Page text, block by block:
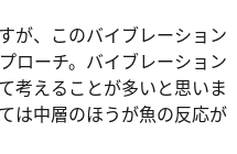
が、このバイブレーション
ローチ。バイブレーション
考えることが多いと思いま
は中層のほうが魚の反応が